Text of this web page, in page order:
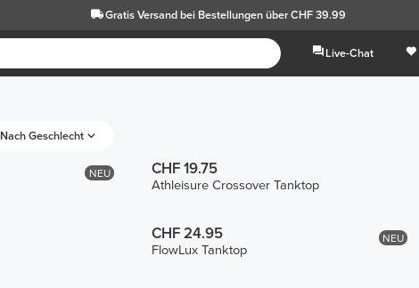
Gratis Versandbei Bestellungen über CHF 39.99
Live-Chat
Nach Geschlecht
NEU CHF 19.75
Athleisure Crossover Tanktop
NEU
CHF 24.95
FlowLux Tanktop